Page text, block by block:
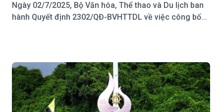
Ngày 02/7/2025, Bộ Văn hóa, Thể thao và Du lịch ban
hành Quyết định 2302/QĐ-BVHTTDL về việc công bố...